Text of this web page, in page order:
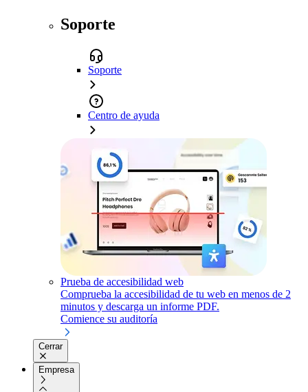
Soporte
Soporte
Centro de ayuda
Prueba de accesibilidad web
Comprueba la accesibilidad de tu web en menos de 2
minutos y descarga un informe PDF.
Comience su auditoría
Cerrar
Empresa